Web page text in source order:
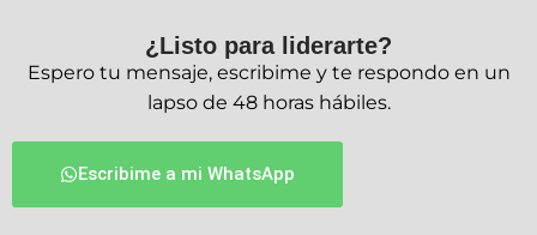
¿Listo para liderarte?
Espero tu mensaje, escribime y te respondo en un
lapso de 48 horas hábiles.
Escribime a mi WhatsApp